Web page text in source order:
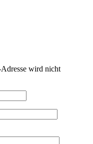
wird nicht